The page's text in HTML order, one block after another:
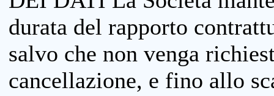
durata del rapporto
salvo che non venga
cancellazione, e fino allo